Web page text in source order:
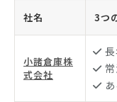
社名 3つ
小諸倉庫株
式会社